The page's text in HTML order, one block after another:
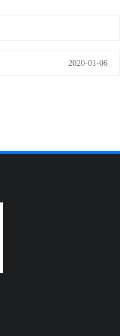
2020-01-06